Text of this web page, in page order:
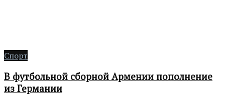
Спорт
В футбольной сборной Армении пополнение
из Германии